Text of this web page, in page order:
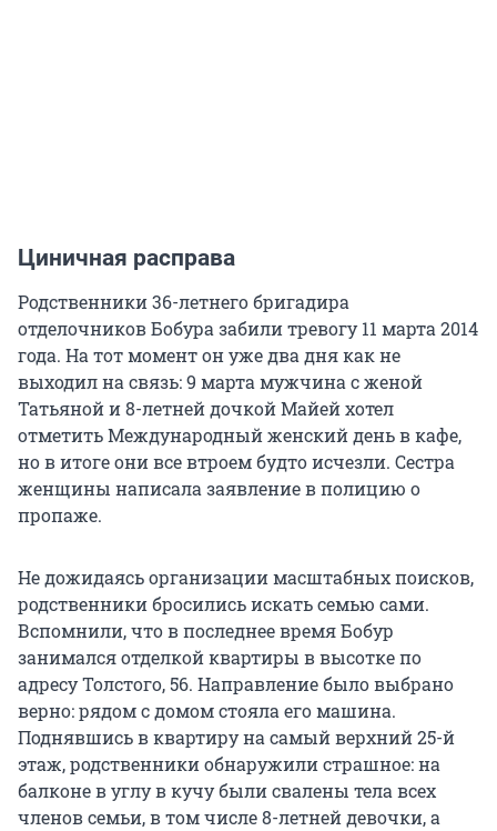
Циничная расправа
Родственники 36-летнего бригадира
отделочников Бобура забили тревогу 11 марта 2014
года. На тот момент он уже два дня как не
выходил на связь: 9 марта мужчина с женой
Татьяной и 8-летней дочкой Майей хотел
отметить Международный женский день в кафе,
но в итоге они все втроем будто исчезли. Сестра
женщины написала заявление в полицию о
пропаже.
Не дожидаясь организации масштабных поисков,
родственники бросились искать семью сами.
Вспомнили, что в последнее время Бобур
занимался отделкой квартиры в высотке по
адресу Толстого, 56. Направление было выбрано
верно: рядом с домом стояла его машина.
Поднявшись в квартиру на самый верхний 25-й
этаж, родственники обнаружили страшное: на
балконе в углу в кучу были свалены тела всех
членов семьи, в том числе8-летнейдевочки, а